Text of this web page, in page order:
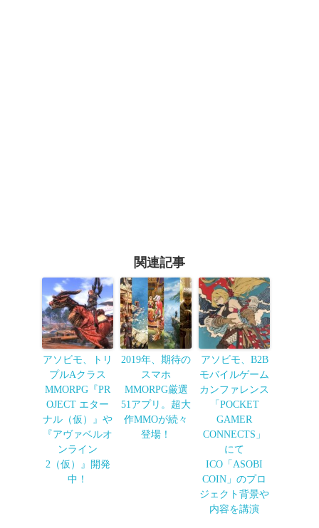
関連記事
アソビモ、トリ
プルAクラス
MMORPG『PR
OJECT エター
ナル（仮）』や
『アヴァベルオ
ンライン
2（仮）』開発
中！
2019年、期待の
スマホ
MMORPG厳選
51アプリ。超大
作MMOが続々
登場！
アソビモ、B2B
モバイルゲーム
カンファレンス
「POCKET
GAMER
CONNECTS」
にて
ICO「ASOBI
COIN」のプロ
ジェクト背景や
内容を講演